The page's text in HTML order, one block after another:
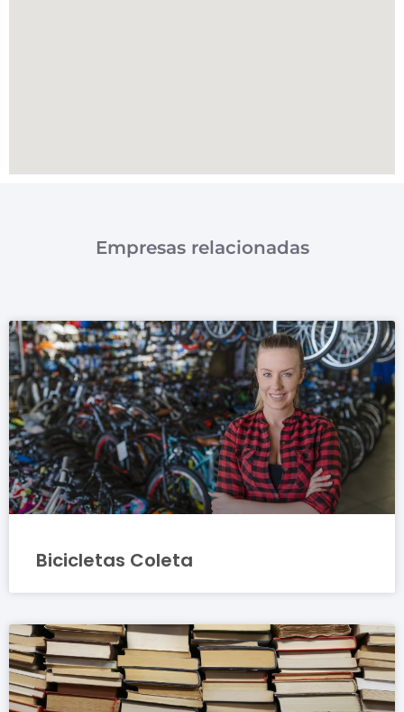
Empresas relacionadas
Bicicletas Coleta